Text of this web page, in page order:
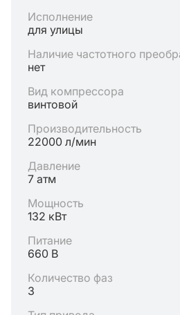
Исполнение
для улицы
Наличие частотного
нет
Вид компрессора
винтовой
Производительность
22000 л/мин
Давление
7 атм
Мощность
132 кВт
Питание
660 В
Количество фаз
3